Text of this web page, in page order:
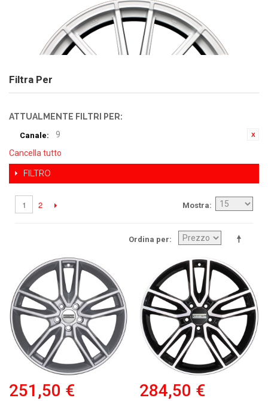
Filtra Per
ATTUALMENTE FILTRI PER:
Canale:
9
Cancella tutto
FILTRO
Mostra
1 2
Ordina per
251,50 € 284,50 €